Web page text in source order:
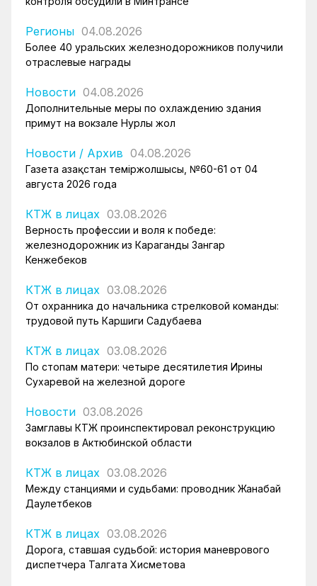
Регионы 04.08.2026
Более 40 уральских железнодорожников получили
отраслевые награды
Новости 04.08.2026
Дополнительные меры по охлаждению здания
примут на вокзале Нурлы жол
Новости / Архив 04.08.2026
Газета Қазақстан теміржолшысы, №60-61 от 04
августа 2026 года
КТЖ в лицах 03.08.2026
Верность профессии и воля к победе:
железнодорожник из Караганды Зангар
Кенжебеков
КТЖ в лицах 03.08.2026
От охранника до начальника стрелковой команды:
трудовой путь Каршиги Садубаева
КТЖ в лицах 03.08.2026
По стопам матери: четыре десятилетия Ирины
Сухаревой на железной дороге
Новости 03.08.2026
Замглавы КТЖ проинспектировал реконструкцию
вокзалов в Актюбинской области
КТЖ в лицах 03.08.2026
Между станциями и судьбами: проводник Жанабай
Даулетбеков
КТЖ в лицах 03.08.2026
Дорога, ставшая судьбой: история маневрового
диспетчера Талгата Хисметова